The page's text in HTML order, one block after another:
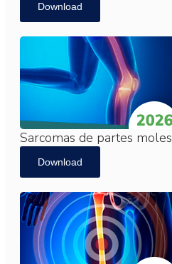
Download
Sarcomas de partes moles
Download